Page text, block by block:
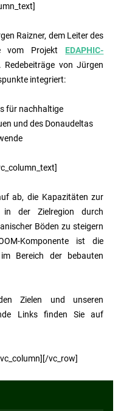
Raizner, dem Leiter des
vom Projekt EDAPHIC-
Redebeiträge von Jürgen
integriert:
für nachhaltige
und des Donaudeltas
ab, die Kapazitäten zur
in der Zielregion durch
Böden zu steigern
Komponente ist die
Bereich der bebauten
Zielen und unseren
Links finden Sie auf
vc_row]